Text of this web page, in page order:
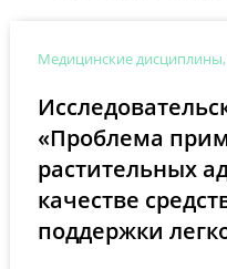
Медицинские дисциплины,
«Проблема
растительных
качестве
поддержки